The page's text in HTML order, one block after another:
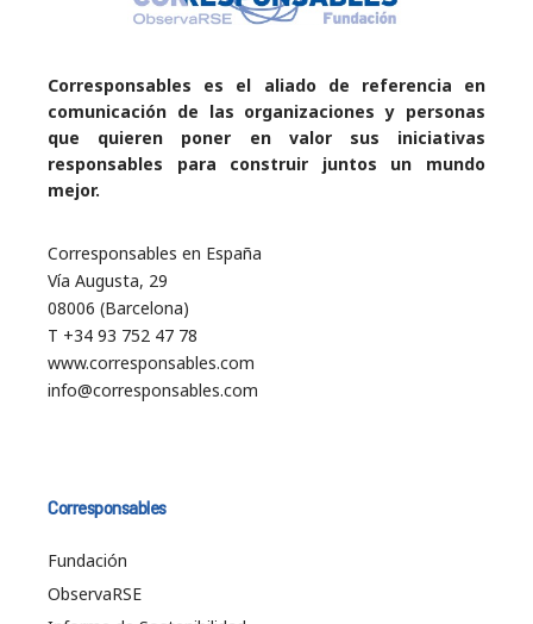
Corresponsables es el aliado de referencia en
comunicación de las organizaciones y personas
que quieren poner en valor sus iniciativas
responsables para construir juntos un mundo
mejor.
Corresponsables en España
Vía Augusta, 29
08006 (Barcelona)
T +34 93 752 47 78
www.corresponsables.com
info@corresponsables.com
Corresponsables
Fundación
ObservaRSE